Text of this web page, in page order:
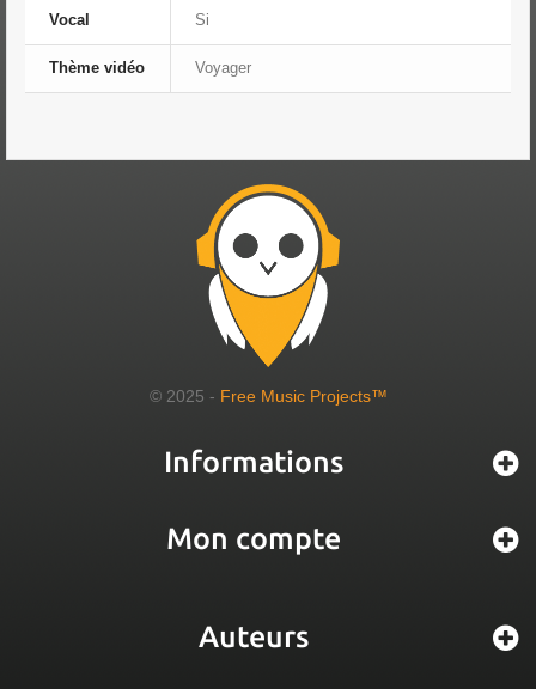
Vocal Si
Thème vidéo Voyager
© 2025 - Free Music Projects™
Informations
Mon compte
Auteurs